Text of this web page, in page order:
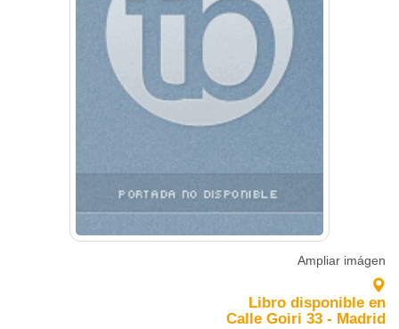
Ampliar imágen
Libro disponible en
Calle Goiri 33 - Madrid